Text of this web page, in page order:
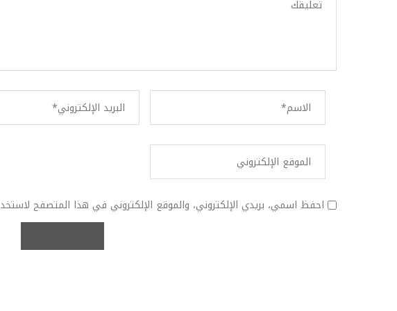
احفظ اسمي، بريدي الإلكتروني، والموقع الإلكتروني في هذا المتصفح